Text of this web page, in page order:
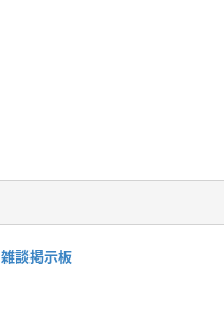
雑談掲示板